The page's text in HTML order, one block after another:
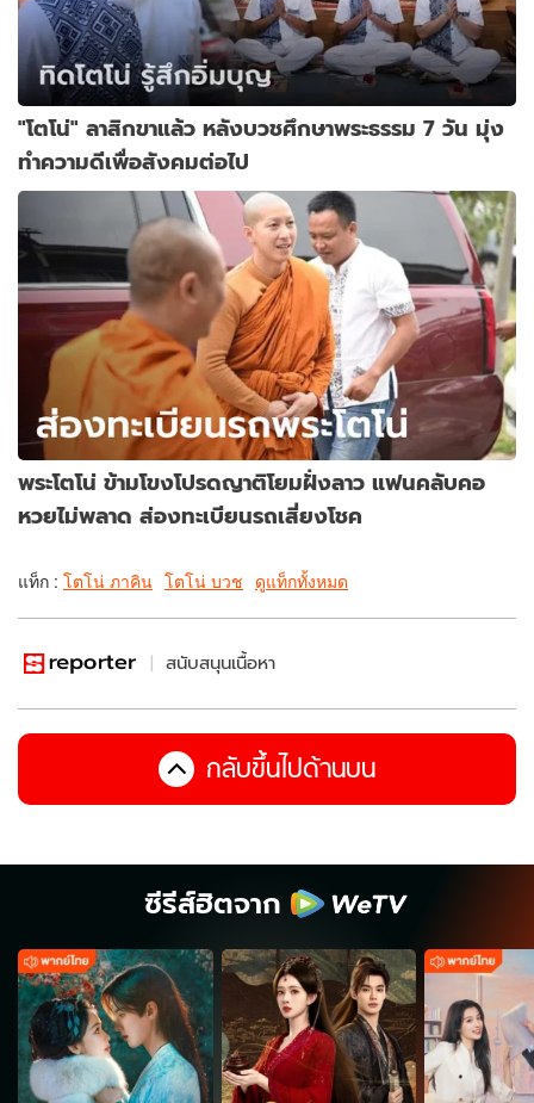
"โตโน่" ลาสิกขาแล้ว หลังบวชศึกษาพระธรรม 7 วัน มุ่ง
ทำความดีเพื่อสังคมต่อไป
พระโตโน่ ข้ามโขงโปรดญาติโยมฝั่งลาว แฟนคลับคอ
หวยไม่พลาด ส่องทะเบียนรถเสี่ยงโชค
แท็ก : โตโน่ ภาคิน โตโน่ บวช ดูแท็กทั้งหมด
สนับสนุนเนื้อหา
กลับขึ้นไปด้านบน
ซีรีส์ฮิตจาก